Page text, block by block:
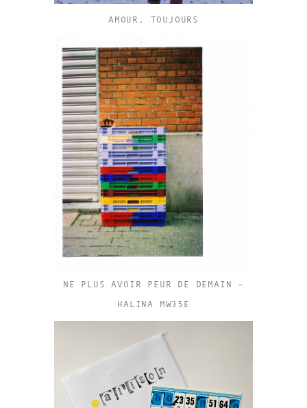
AMOUR, TOUJOURS
NE PLUS AVOIR PEUR DE DEMAIN –
HALINA MW35E